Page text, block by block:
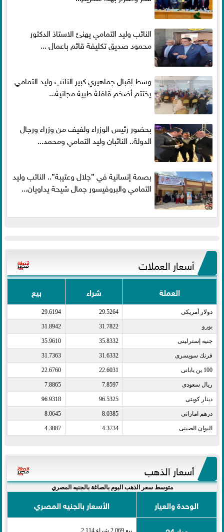
النائب وليد التمامي يهنئ الاستاذ الدكتور
محمود صديق تكليفة قائم باعمال ...
وسط إقبال جماهيري كبير النائب وليد التمامي
يختتم أضخم قافلة طبية مجانية...
بحضور رئيس الوزراء ولفيف من وزراء ورجال
الدولة.. النائبان وليد التمامي ومحمد...
بصمة إنسانية في ”جلال وعتيبة”.. النائب وليد
التمامي والبروفيسور جمال شيحة يداويان...
أسعار العملات
العملة شراء بيع
دولار أمريكى​ 29.5264
29.6194
يورو​ 31.7822
31.8942
جنيه إسترلينى​ 35.8332
35.9610
فرنك سويسرى​ 31.6332
31.7363
100 ين يابانى​ 22.6031
22.6760
ريال سعودى​ 7.8597
7.8865
دينار كويتى​ 96.5325
96.9318
درهم اماراتى​ 8.0385
8.0645
اليوان الصينى​ 4.3734
4.3887
أسعار الذهب
متوسط سعر الذهب اليوم بالصاغة بالجنيه المصري
الوحدة والعيار
الأسعار بالجنيه المصري